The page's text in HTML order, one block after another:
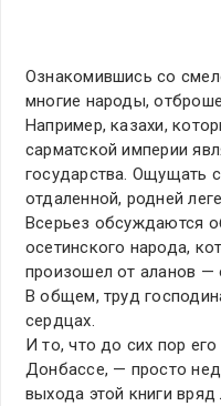
Ознакомившись со
многие народы,
Например, казахи,
сарматской империи
государства. Ощущать
отдаленной, родней
Всерьез обсуждаются
осетинского народа,
произошел от аланов —
В общем, труд
сердцах.
И то, что до сих пор
Донбассе, — просто
выхода этой книги вряд